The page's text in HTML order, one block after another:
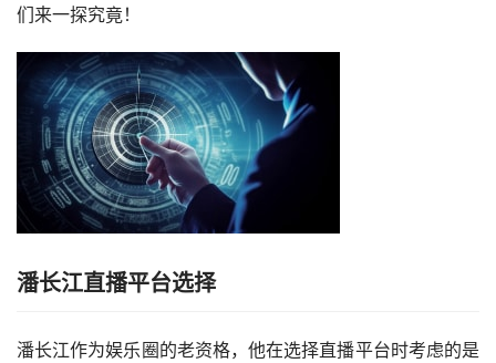
们来一探究竟！
潘长江直播平台选择
潘长江作为娱乐圈的老资格，他在选择直播平台时考虑的是